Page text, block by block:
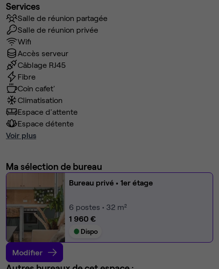
Services
Salle de réunion partagée
Salle de réunion privée
Wifi
Accès serveur
Câblage RJ45
Fibre
Coin cafet'
Climatisation
Espace d'attente
Espace détente
Voir plus
Ma sélection de bureau
Bureau privé • 1er étage
6 postes • 32 m²
1 960 €
Dispo
Modifier